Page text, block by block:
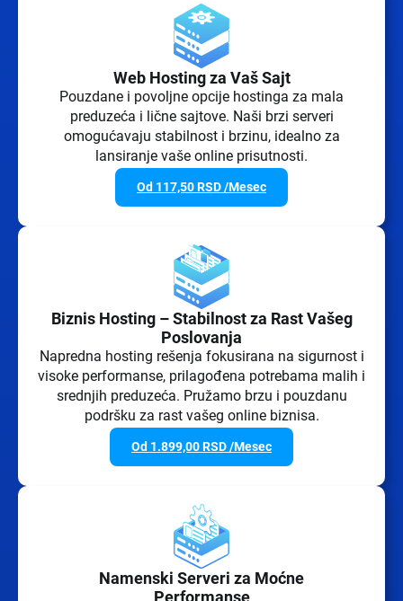
Web Hosting za Vaš Sajt
Pouzdane i povoljne opcije hostinga za mala
preduzeća i lične sajtove. Naši brzi serveri
omogućavaju stabilnost i brzinu, idealno za
lansiranje vaše online prisutnosti.
Od 117,50RSD/Mesec
Biznis Hosting – Stabilnost za Rast Vašeg
Poslovanja
Napredna hosting rešenja fokusirana na sigurnost i
visoke performanse, prilagođena potrebama malih i
srednjih preduzeća. Pružamo brzu i pouzdanu
podršku za rast vašeg online biznisa.
Od 1.899,00RSD/Mesec
Namenski Serveri za Moćne
Performanse